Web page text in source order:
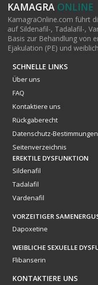
KAMAGRA ONLINE
KamagraOnline.com führt
auf Sildenafil-, Tadalafil-,
Basis zur Behandlung von
Ejakulation (PE) und
SCHNELLE LINKS
Über uns
FAQ
Kontaktiere uns
Rückgaberecht
Datenschutz-Bestimmungen
Seitenverzeichnis
EREKTILE DYSFUNKTION
Sildenafil
Tadalafil
Vardenafil
VORZEITIGER
Dapoxetine
WEIBLICHE SEXUELLE
Flibanserin
KONTAKTIERE UNS